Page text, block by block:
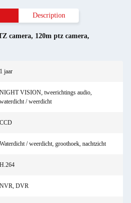
Description
camera, 120m ptz camera,
1 jaar
NIGHT VISION, tweerichtings audio,
waterdicht / weerdicht
CCD
Waterdicht / weerdicht, groothoek, nachtzicht
H.264
NVR, DVR